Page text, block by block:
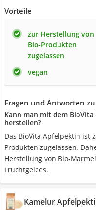
Vorteile
zur Herstellung von
Bio-Produkten
zugelassen
vegan
Fragen und Antworten
Kann man mit dem
herstellen?
Das ‎BioVita Apfelpektin ist
Produkten zugelassen.
Herstellung von Bio-
Fruchtgelees.
Kamelur